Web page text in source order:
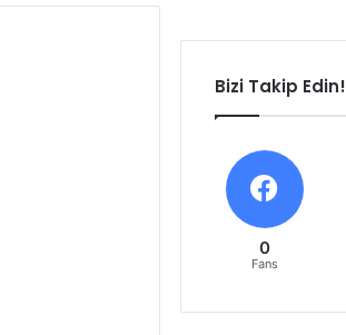
Bizi Takip Edin!
0
Fans